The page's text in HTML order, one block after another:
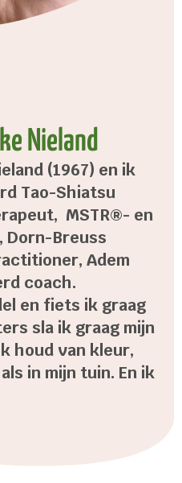
Nieland
(1967) en ik
Tao-Shiatsu
MSTR®- en
Dorn-Breuss
Adem
coach.
en fiets ik graag
sla ik graag mijn
houd van kleur,
in mijn tuin. En ik